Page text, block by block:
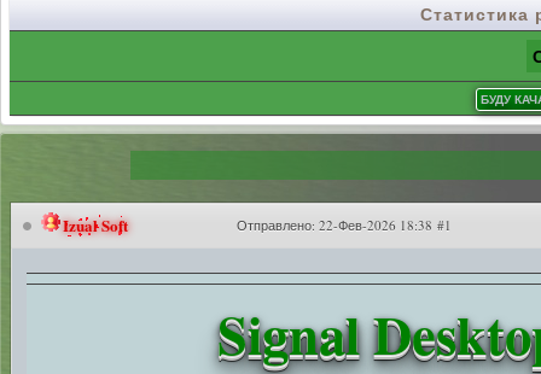
Статистика
Izual Soft Отправлено: 22-Фев-2026 18:38 #1
Signal